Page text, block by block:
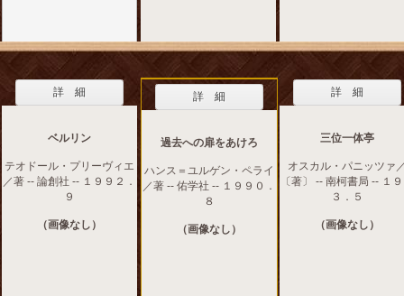
詳 細
ベルリン
テオドール・プリーヴィエ
／著 -- 論創社 -- １９９２．
９
（画像なし）
詳 細
過去への扉をあけろ
ハンス＝ユルゲン・ペライ
／著 -- 佑学社 -- １９９０．
８
（画像なし）
詳 細
三位一体亭
オスカル・パニッツァ
〔著〕 -- 南柯書局 -- １
３．５
（画像なし）